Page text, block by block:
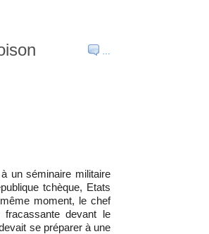
…
un séminaire militaire
tchèque, Etats
moment, le chef
fracassante devant le
se préparer à une